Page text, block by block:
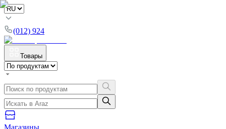
(012) 924
Товары
Магазины